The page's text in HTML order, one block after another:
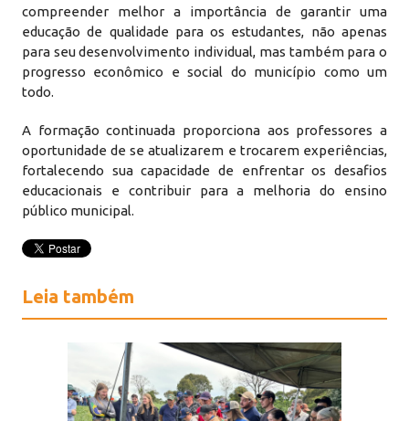
compreender melhor a importância de garantir uma
educação de qualidade para os estudantes, não apenas
para seu desenvolvimento individual, mas também para o
progresso econômico e social do município como um
todo.
A formação continuada proporciona aos professores a
oportunidade de se atualizarem e trocarem experiências,
fortalecendo sua capacidade de enfrentar os desafios
educacionais e contribuir para a melhoria do ensino
público municipal.
Leia também